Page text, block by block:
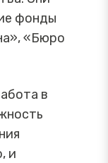
фонды
«Бюро
в
и